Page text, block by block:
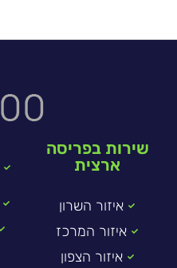
שירות בפריסה
ארצית
איזור השרון
איזור המרכז
איזור הצפון